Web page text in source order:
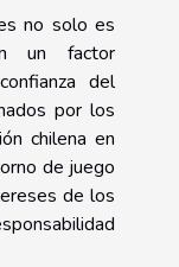
no solo es
un factor
del
por los
chilena en
de juego
de los